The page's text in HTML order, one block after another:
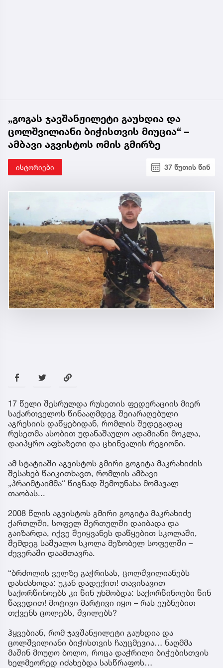
„გოგას ჯავშანჟილეტი გაუხდია და
ცოლშვილიანი ბიჭისთვის მიუცია“ –
ამბავი აგვისტოს ომის გმირზე
ისტორიები 37 წუთის წინ
17 წელი შესრულდა რუსეთის ფედერაციის მიერ
საქართველოს წინააღმდეგ შეიარაღებული
აგრესიის დაწყებიდან, რომლის შედეგადაც
რუსეთმა ასობით უდანაშაულო ადამიანი მოკლა,
დაიპყრო აფხაზეთი და ცხინვალის რეგიონი.
ამ სტატიაში აგვისტოს გმირი გოგიტა მაკრახიძის
შესახებ წაიკითხავთ, რომლის ამბავი
„პრაიმტაიმმა“ წიგნად შემოუნახა მომავალ
თაობას...
2008 წლის აგვისტოს გმირი გოგიტა მაკრახიძე
ქართლში, სოფელ შერთულში დაიბადა და
გაიზარდა, იქვე შეიყვანეს დაწყებით სკოლაში,
შემდეგ საშუალო სკოლა მეზობელ სოფელში –
ძევერაში დაამთავრა.
“ბრძოლის ველზე გაჭრისას, ცოლშვილიანებს
დასძახოდა: უკან დადექით! თავისავით
საქორწინოებს კი წინ უხმობდა: საქორწინოები წინ
წავედით! მოტივი მარტივი იყო – რას ეუბნებით
თქვენს ცოლებს, შვილებს?
ჰყვებიან, რომ ჯავშანჟილეტი გაუხდია და
ცოლშვილიანი ბიჭისთვის ჩაუცმევია… ნაღმმა
მაშინ მოუღო ბოლო, როცა დაჭრილი ბიჭებისთვის
ხელმეორედ იძახებდა სასწრაფოს…